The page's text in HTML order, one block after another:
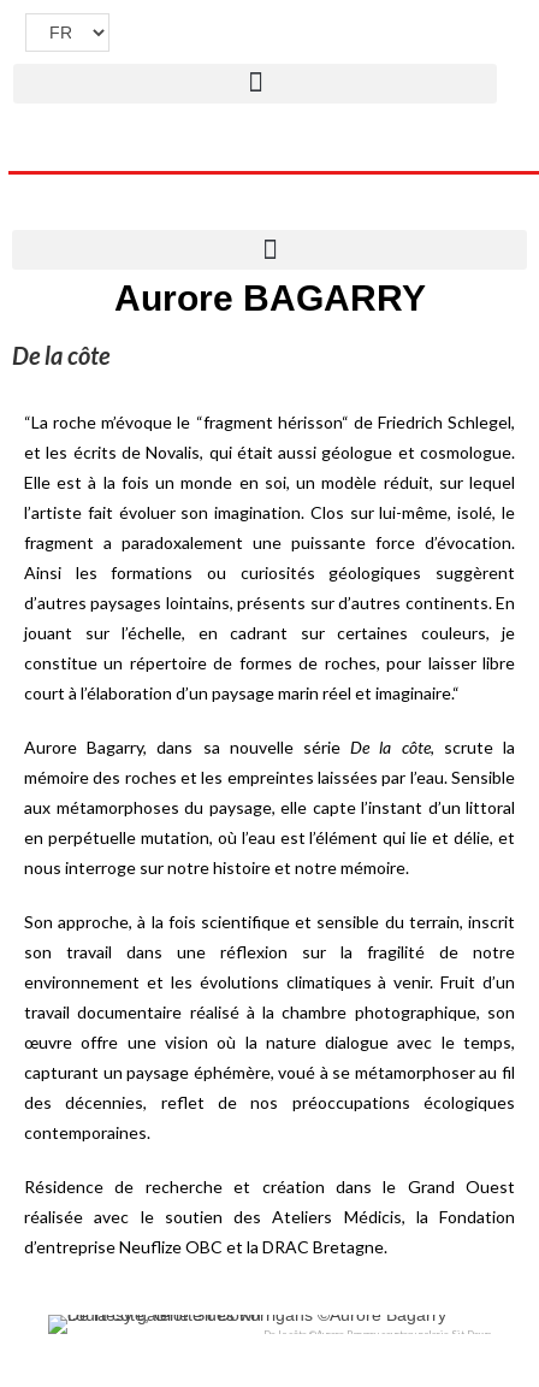
Aurore BAGARRY
De la côte
“La roche m’évoque le “fragment hérisson“ de Friedrich Schlegel,
et les écrits de Novalis, qui était aussi géologue et cosmologue.
Elle est à la fois un monde en soi, un modèle réduit, sur lequel
l’artiste fait évoluer son imagination. Clos sur lui-même, isolé, le
fragment a paradoxalement une puissante force d’évocation.
Ainsi les formations ou curiosités géologiques suggèrent
d’autres paysages lointains, présents sur d’autres continents. En
jouant sur l’échelle, en cadrant sur certaines couleurs, je
constitue un répertoire de formes de roches, pour laisser libre
court à l’élaboration d’un paysage marin réel et imaginaire.“
Aurore Bagarry, dans sa nouvelle sérieDe la côte, scrute la
mémoire des roches et les empreintes laissées par l’eau. Sensible
aux métamorphoses du paysage, elle capte l’instant d’un littoral
en perpétuelle mutation, où l’eau est l’élément qui lie et délie, et
nous interroge sur notre histoire et notre mémoire.
Son approche, à la fois scientifique et sensible du terrain, inscrit
son travail dans une réflexion sur la fragilité de notre
environnement et les évolutions climatiques à venir. Fruit d’un
travail documentaire réalisé à la chambre photographique, son
œuvre offre une vision où la nature dialogue avec le temps,
capturant un paysage éphémère, voué à se métamorphoser au fil
des décennies, reflet de nos préoccupations écologiques
contemporaines.
Résidence de recherche et création dans le Grand Ouest
réalisée avec le soutien des Ateliers Médicis, la Fondation
d’entreprise Neuflize OBC et la DRAC Bretagne.
De la côte ©Aurore Bagarry courtesy galerie Sit Down